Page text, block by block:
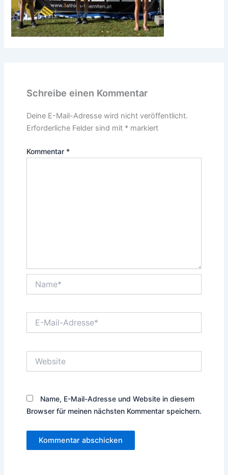
Schreibe einen Kommentar
Deine E-Mail-Adresse wird nicht veröffentlicht.
Erforderliche Felder sind mit *markiert
Kommentar *
Mail-
Name, E-Mail-Adresse und Website in diesem
Browser für meinen nächsten Kommentar speichern.